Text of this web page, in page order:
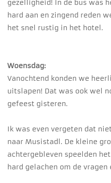
gezelligheid! In de bus was
hard aan en zingend reden
het snel rustig in het hotel.
Woensdag:
Vanochtend konden we
uitslapen! Dat was ook wel
gefeest gisteren.
Ik was even vergeten dat
naar Musistadl. De kleine
achtergebleven speelden
hard gelachen om de vragen